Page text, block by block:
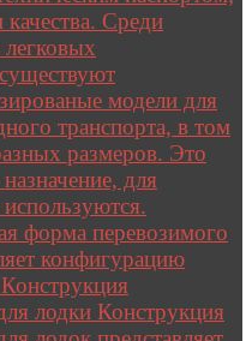
Среди
модели для
транспорта, в том
размеров. Это
для
форма перевозимого
конфигурацию
лодки Конструкция